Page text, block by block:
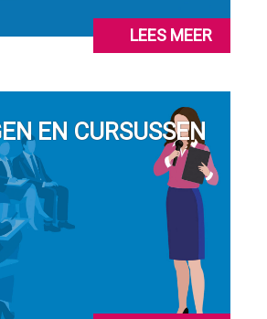
LEES MEER
EN CURSUSSEN